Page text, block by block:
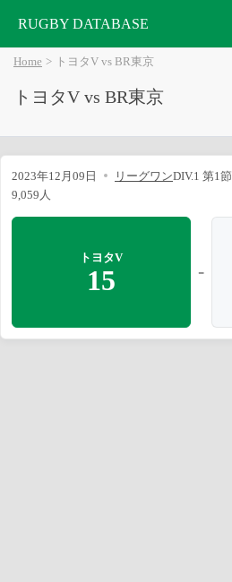
RUGBY DATABASE
Home トヨタV vs BR東京
トヨタV vs BR東京
2023年12月09日 リーグワンDIV.1 第1節
9,059人
トヨタV
15 -